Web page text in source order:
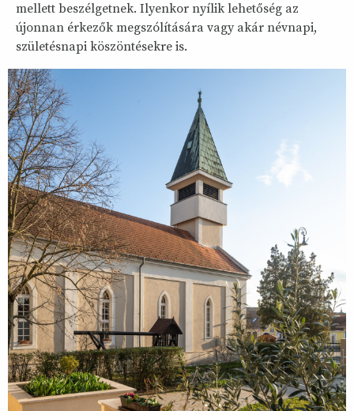
mellett beszélgetnek. Ilyenkor nyílik lehetőség az
újonnan érkezők megszólítására vagy akár névnapi,
születésnapi köszöntésekre is.